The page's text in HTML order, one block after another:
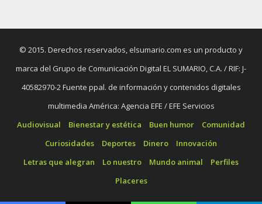
© 2015. Derechos reservados, elsumario.com es un producto y
marca del Grupo de Comunicación Digital EL SUMARIO, C.A. / RIF: J-
40582970-2 Fuente ppal. de información y contenidos digitales
multimedia América: Agencia EFE / EFE Servicios
Audiovisual
Bienestar y estética Buen humor
Comunidad
Curiosidades
Deportes Dinero
Innovación
Letras que alegran
Lo nuestro Mundo animal
Perfiles
Placeres